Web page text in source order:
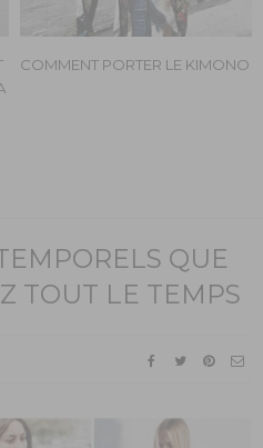
COMMENT PORTER LE KIMONO
QUE
TOUT LE TEMPS